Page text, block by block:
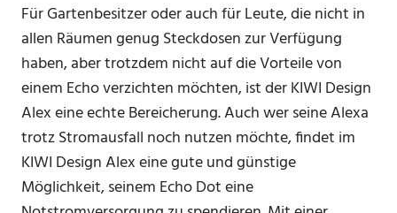
Für Gartenbesitzer oder auch für Leute, die nicht in
allen Räumen genug Steckdosen zur Verfügung
haben, aber trotzdem nicht auf die Vorteile von
einem Echo verzichten möchten, ist der KIWI Design
Alex eine echte Bereicherung. Auch wer seine Alexa
trotz Stromausfall noch nutzen möchte, findet im
KIWI Design Alex eine gute und günstige
Möglichkeit, seinem Echo Dot eine